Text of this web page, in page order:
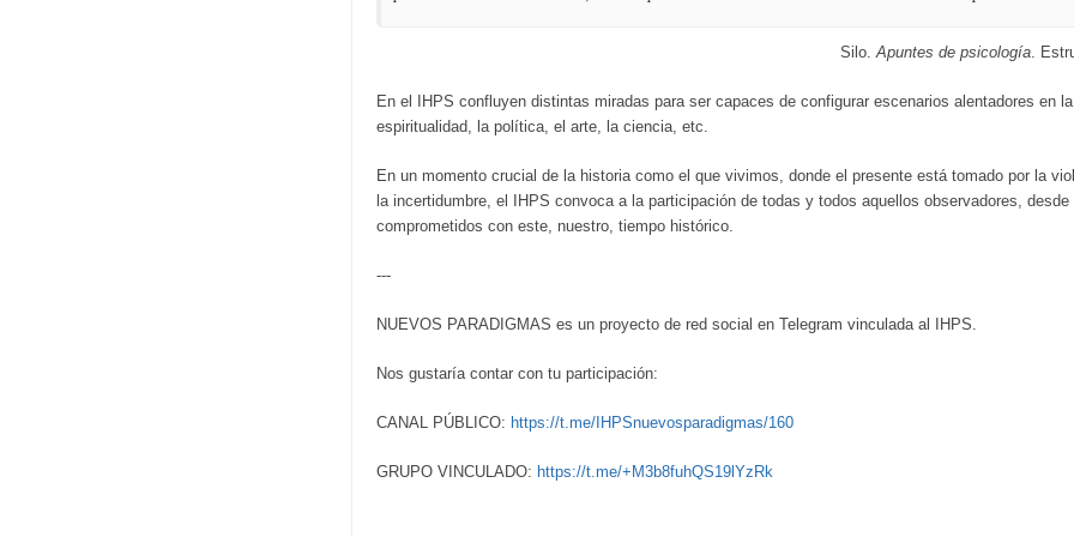
Silo. Apuntes de psicología .
En el IHPS confluyen distintas miradas para ser capaces de configurar escenarios alentadores en
espiritualidad, la política, el arte, la ciencia, etc.
En un momento crucial de la historia como el que vivimos, donde el presente está tomado por la
la incertidumbre, el IHPS convoca a la participación de todas y todos aquellos observadores,
comprometidos con este, nuestro, tiempo histórico.
---
NUEVOS PARADIGMAS es un proyecto de red social en Telegram vinculada al IHPS.
Nos gustaría contar con tu participación:
CANAL PÚBLICO: https://t.me/IHPSnuevosparadigmas/160
GRUPO VINCULADO: https://t.me/+M3b8fuhQS19lYzRk